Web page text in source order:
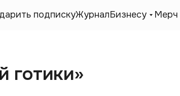
подпискуЖурналБизнесу Мерч
готики»